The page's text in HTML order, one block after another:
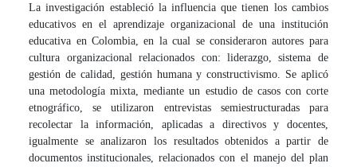
La investigación estableció la influencia que tienen los cambios
educativos en el aprendizaje organizacional de una institución
educativa en Colombia, en la cual se consideraron autores para
cultura organizacional relacionados con: liderazgo, sistema de
gestión de calidad, gestión humana y constructivismo. Se aplicó
una metodología mixta, mediante un estudio de casos con corte
etnográfico, se utilizaron entrevistas semiestructuradas para
recolectar la información, aplicadas a directivos y docentes,
igualmente se analizaron los resultados obtenidos a partir de
documentos institucionales, relacionados con el manejo del plan